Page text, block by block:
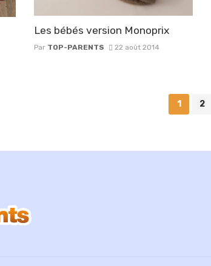
Les bébés version Monoprix
Par TOP-PARENTS 22 août 2014
1 2